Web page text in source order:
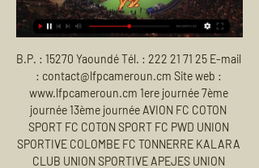
B.P. : 15270 Yaoundé Tél. : 222 21 71 25 E-mail : contact@lfpcameroun.cm Site web : www.lfpcameroun.cm 1ere journée 7ème journée 13ème journée AVION FC COTON SPORT FC COTON SPORT FC PWD UNION SPORTIVE COLOMBE FC TONNERRE KALARA CLUB UNION SPORTIVE APEJES UNION SPORTIVE DRAGON CLUB COTON SPORT FC NEW STARS FC COLOMBE FC DRAGON CLUB …

La CAF a effectué ce dimanche, le tirage au sort des 32èmes de finale de ses deux compétitions inter-clubs. Comme d’habitude en Ligue des Champions, le TP Mazembe est exempté du tour préliminaire. Mais les Corbeaux attendront le vainqueur du match Fosa Juniors (Madagascar)-Pamplemousses (Île Maurice) pour leur entrée en lice. L’AS.

Grenoble Foot - Pau - FC en direct - 24 février 2024 [LIVE] Suivez le score Grenoble Foot Pau FC en direct et résultat du match avec notre Livescore football. Match de Ligue 2 joué le 24 février 2024 12:00.

À la veille du Derby face au FC Nantes, revivez les dernières victoires des Rouge et Noir à la Beaujoire. ⚽⬇ --- #AllezRennes #ToutDonner ⚫️

La formation continue à l'Université de Lille. L'ensemble des formations de l'université est accessible à la formation continue, et permet ainsi d'accéder aux diplômes nationaux proposés par l’Université de Lille, ainsi que les diplômes d’université (DU) et autres formations qualifiantes courtes.

FlixBus. Des tickets entre Lille et Caen sont disponibles avec FlixBus dès 2€ pour vous encourager à vous déplacer en bus pas cher ! L'opérateur dessert quotidiennement plus de 550 villes européennes et offre des cars hauts de gamme avec assez d'espace pour les jambes.

Sur qui parier au match Boa Hora - Madeira Andebol SAD au Portugal Ligue ? Découvrez notre pronostic ! QuiParier.com : LE site qui vous dit simplement sur QUI parier ! Chaque pronostic sportif est établi par des professionnels du pari en ligne.

[HIGHLIGHTS] Liga NOS : victorieux à la dernière seconde face au Paços de Ferreira, le Vitoria Guimaraes enchaîne une 3e victoire consécutive et se place au pied du podium, découvrez le …

⚽ Grenoble / Pau ▷ match Foot Ligue 2 en direct live Match Grenoble / Pau en direct samedi 24 février à 19h00 : programme TV Foot Grenoble / Pau - Ligue 2 - Foot sur Amazon. Grenoble / Pau en direct à la TV.

Ce livescore vous permet de consulter les informations (but, résultat, commentaires) du match Libolo / Desportivo Huíla. Vous pouvez intérargir sur ce match de football en déposant vos propres commentaires. Le coup d'envoi de ce match de foot entre Clube Recreativo Desportivo do Libolo et CD da Huíla sera donné à 16h00 (18 septembre 2019).

Grenoble - Pau : Sur quelle chaîne Ci-dessous, la chaîne pour regarder aujourd'hui le match Grenoble - Pau en direct live. Chaine-foot.com vous communique le détail des chaînes pour voir Grenoble ...

Suisse – Elections fédérales: l’analyse de nos trois expertes. Voir plus de vidéos; Votre playlist sur mesure. Vous pouvez arranger votre playlist aisément, pour l’adapter à la durée que vous voulez. Choisissez la rubrique, puis la période de visionnement désirée.

Société Airport Diffusion SAS, Régie publicitaire de l'aéroport de Bergerac et Limoges. Elaborateurs de nouvelles solutions numériques en milieux aéroportuaires, publics et privés. Elaborateurs de nouvelles solutions numériques en milieux aéroportuaires, publics et privés.

David Goffin s'est qualifié vendredi pour les demi-finales de l'ATP Masters 1000 de Cincinnati, aux Etats-Unis. Le Liégeois, 11ème joueur mondial et 11ème tête de série de ce tournoi sur surface dure, s'est imposé face à l'Argentin Juan Martin Del Potro.

Bonjour, je susi d'accord avec le titre mais pas avec le contenu qui confond par moment feedback et autorité. Le feedback est toujours positif, constructif, il doit permettre à l'autre d'identifier se forces et éventuellement ses pistes pour aller plus loin ; mais pour une personne qui arrive en retard, ce n'est pas un feedback mais de l.

Vous consultez actuellement la page : Melipilla - La Serena Suivez le match Melipilla - La Serena en direct (résumé, score et buts). Le résultat de ce match Primera B entre CD Melipilla et CD La Serena est à suivre en live à partir de 22h00.

Statistiques par saison Saison Équipe Ligue Saison régulière Séries éliminatoires PJ B A Pts Pun PJ B A Pts Pun 1983-1984 Draveurs de Trois-Rivières LHJMQ 66 14 39 53 41 - - - - - 1984-1985 Draveurs de Trois-Rivières LHJMQ 62 20 52 72 22 7 1 9 10 6 1985-1986 Draveurs de Trois-Rivières LHJMQ 55 29 38 67 61 3 1 1 2 2 1986-1987 Anglet.

Norvège : Audun Sjøstrandl, Idar Lind, Alf R. Jacobsen, Michael Grundt Spang, Adama Diomande, Stefan Strandberg, Bente Landheim, Les Enquêtes du département V : Délivrance, Torolf Elster, Jon Michelet, Helge Riisøen, Pio Larsen, Aéroport de Ålesund, Aéroport de Bodø, Aéroport de Tromsø, Anker Rogstad, Sigrun Krokvik, Ingrid Landmark.

AS FORTUNA un groupe qui dégage l,avenir sest fait accrocher a domicile par une equipe de UMS DE LOUM plein de talents dexperience 1-1. By SOULEYMANOU A. - février 4, 2019. 138. 0. Share on Facebook. Tweet on Twitter.

Champions League - Suivez en live la rencontre de Basketball opposant Telenet Giants Antwerp et Rasta Vechta. Ce match se déroule le 6 novembre 2019 et débute à 20:00. Eurosport propose pour cette rencontre un suivi en direct permettant de connaître l'évolution du score et les actions

17 353 FRA NYS, Hugo [6] 18 492 CRO PAVIC, Ante 19 WC FRA OBRY, Julien 20 1029 FRA DE SCHEPPER, Joffrey 21 994 FRA HUMBERT, Ugo 22 749 FRA TABATRUONG, Maxime 23 693 FRA BOLTZ, Sebastien 24 325 FRA SAKHAROV, Gleb [4] 25 337 FRA JANKOVITS, Y [5] 26 WC FRA ROUMANE, Rayane 27 416 FRA GUEZ, David 28 1002 FRA GUINARD, Manuel

BADABOUM La seule boutique en ligne de déco discount propose des milliers de produits à prix discount. Professionnel des prix bas avec nos bonnes affaires, notre destockage pas …

16:17. Le premier des 36 Rafale commandés par l'Inde à la France livré à Mérignac. France Bleu Gironde; 16:17. Une centaine d'agriculteurs en colère en opération escargot ce mardi en Mayenne

Alors que le patrouilleur austral Albatros venait de quitter l’île de Saint-Hélène, où son équipage a rendu hommage à l’empereur Napoléon Ier, un officier-marinier « a été porté manquant à l’appel », le 20 juin, à 600 milles des côtes africaines.

Nettoyage de ventilations en Var (83) : trouver les numéros de téléphone et adresses des professionnels de votre département ou de votre ville dans l'annuaire PagesJaunes

Basketball : rencontres opposants Nantes Rezé et Saint-Amand Hainaut (France) Aide aux paris; Aide aux pronos; Calendrier; Résultats LesSports.info Tous les résultats sportifs en temps réel. Menu Accueil; Football. France. France Ligue 1; France Ligue 2; Coupe de la Ligue; Coupe de France; France National; Europe. Espagne Division 1; Angleterre Premier League; Allemagne Bundesliga; Italie.

Le pivot s’est engagé officiellement un an avec les Metropolitans. On vous l’annonçait il y a peu, mais aujourd’hui c’est officiel, puisque le pivot nigérian vient de parapher un contrat d’un an avec Levallois. Après la signature récente de Mouphtaou Yarou, le club …

Grande collection de boucles d'oreille pour homme pas cher et en stock. Livraison gratuite dès 20 € d'achat. Près de 200.000 clients satisfaits depuis 2009 !

Réserver une table Nino, Saint-Cloud sur TripAdvisor : consultez 34 avis sur Nino, noté 4,5 sur 5 sur TripAdvisor et classé #16 sur 48 restaurants à Saint-Cloud.

NEAS1 BROCHURE LOUGA_Copie de Mise en page 1 24/08/12 09:34 Page7. Document de lignes directrices de la Région de Louga. PREAMBULE Le processus de …

Si vous souhaitez voir légalement ce match de foot Ajaccio Nancy en streaming live sur votre PC, tablette tactile iPad, iPhone ou SmartPhone Androïd, vous devrez prendre un abonnement auprès de la chaine Canal+ ou beIN en streaming qui possède les droits légaux de diffusion.

Votre location de voiture à Montpellier Gare Saint-Roch . Dès votre arrivée en gare de Montpellier, procédez rapidement à votre location de voiture, car mille ans d’histoire vous attendent ! Avec plus de 70 cours d’hôtels particuliers bâtis entre les XVIème et XVIIIème …

Voir les infographies pour Montpellier Hérault vs Olympique Lyonnais - Sporticos.com - statistiques footballistiques sous forme d'infographies. Plus de 60 championnats du monde entier

Pau FC - Grenoble : quelle chaîne diffuse le match en direct 28 oct. 2023 — Match Pau FC - Grenoble : chaine tv et heure de diffusion en direct. Pau FC direct le 28 octobre 2023 à 19h00 sur Amazon Prime Video.

Grâce aux choix judicieux de ce dernier (Zouheir El Graoui l’an passé, Mohammed Al Hachdadi en 2017, ou encore auparavant Nimir Abdel Aziz), le Stade Poitevin a toujours su accrocher le Top 8 depuis son retour dans l’élite. Ce fut encore le cas l’an passé avec une 7 e place et une élimination face au Gazelec Ajaccio.

Suivez GF38 - Pau FC en direct commenté - Metro-Sports Pour le compte de la 29ème journée du championnat Ligue 2, le Grenoble Foot 38 accueille le Pau FC ce samedi 13 mars au Stade des Alpes Articles similaires. [ ...

Regarder beIN SPORTS 1 en direct gratuitement sur internet depuis votre PC, tablette ou mobile. Visionner le streaming live de beIN SPORTS 1

Grenoble - Pau en direct - Ligue 2 - Saison 2023/2024 Grenoble - Pau en direct, retrouvez le score, les commentaires, les buteurs, les passeurs, les statistiques détaillées, le classement et tous les résultats ...

Grenoble - Pau (Ligue 2) : résumé et match en direct live Ligue 2 - Suivez en live texte ou commenté le match entre Grenoble Football 38 et Pau FC. La rencontre se déroule le samedi 24 février 2024 à 01h00.

Grenoble Foot 38 - Pau FC en direct - Ligue 2 Suivez en direct le match de Ligue 2 en Football entre Grenoble Foot 38 et Pau FC sur Eurosport. Le match commence à 19:00 le 24 février 2024. Lisez les ...

Stats du match du match Fram Larvik vs Sotra SK: Derniers résultats, statistiques, scores des matchs, historique des confrontations. Résultats du match Fram